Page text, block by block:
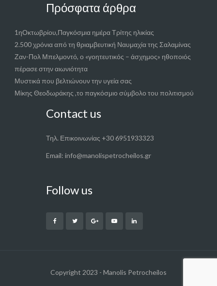
Πρόσφατα άρθρα
1ηΟκτωβρίου,Παγκόσμια ημέρα Τρίτης ηλικίας
2.500 χρόνια από τη θριαμβευτική Ναυμαχία της Σαλαμίνας
Ζαν-Πολ Μπελμοντό, ο «γοητευτικός – άσχημος» ηθοποιός
πέρασε στην αιωνιότητα
Μυστικά που βελτιώνουν την υγεία σας
Μίκης Θεοδωράκης ,το παγκόσμιο σύμβολο του πολιτισμού
Contact us
Τηλ. Επικοινωνίας +30 6951933323
Email: info@manolispetrocheilos.gr
Follow us
Copyright 2023 - Manolis Petrocheilos